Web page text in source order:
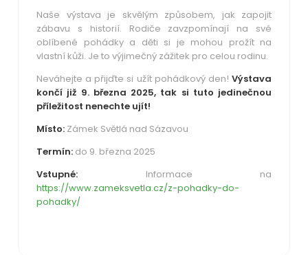
Naše výstava je skvělým způsobem, jak zapojit
zábavu s historií. Rodiče zavzpomínají na své
oblíbené pohádky a děti si je mohou prožít na
vlastní kůži. Je to výjimečný zážitek pro celou rodinu.
Neváhejte a přijďte si užít pohádkový den! Výstava
končí již 9. března 2025, tak si tuto jedinečnou
příležitost nenechte ujít!
Místo: Zámek Světlá nad Sázavou
Termín: do 9. března 2025
Vstupné: Informace na
https://www.zameksvetla.cz/z-pohadky-do-
pohadky/